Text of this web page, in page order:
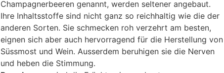
Champagnerbeeren genannt, werden seltener angebaut.
Ihre Inhaltsstoffe sind nicht ganz so reichhaltig wie die der
anderen Sorten. Sie schmecken roh verzehrt am besten,
eignen sich aber auch hervorragend für die Herstellung von
Süssmost und Wein. Ausserdem beruhigen sie die Nerven
und heben die Stimmung.